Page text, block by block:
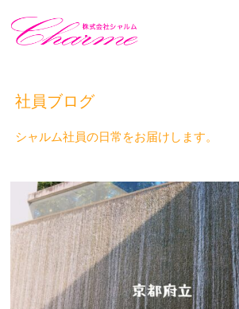
社員ブログ
シャルム社員の日常をお届けします。